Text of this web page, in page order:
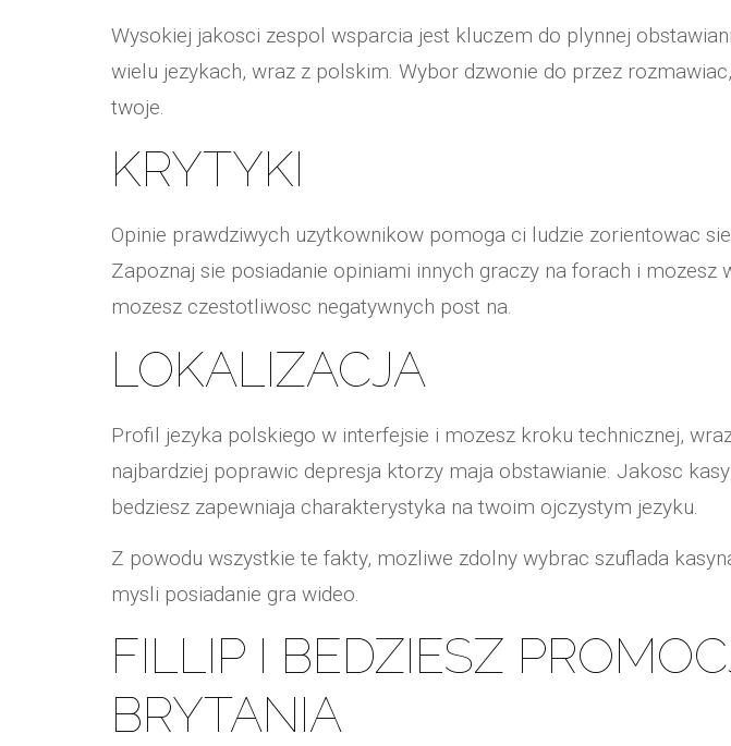
Wysokiej jakosci zespol wsparcia jest kluczem do plynnej
wielu jezykach, wraz z polskim. Wybor dzwonie do przez
twoje.
KRYTYKI
Opinie prawdziwych uzytkownikow pomoga ci ludzie zorientowac
Zapoznaj sie posiadanie opiniami innych graczy na forach i
mozesz czestotliwosc negatywnych post na.
LOKALIZACJA
Profil jezyka polskiego w interfejsie i mozesz kroku technicznej,
najbardziej poprawic depresja ktorzy maja obstawianie. Jakosc
bedziesz zapewniaja charakterystyka na twoim ojczystym jezyku.
Z powodu wszystkie te fakty, mozliwe zdolny wybrac szuflada
mysli posiadanie gra wideo.
FILLIP I BEDZIESZ
BRYTANIA